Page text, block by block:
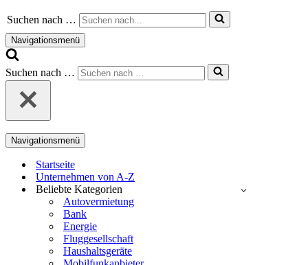
Suchen nach …
Navigationsmenü
Suchen nach …
Navigationsmenü
Startseite
Unternehmen von A-Z
Beliebte Kategorien
Autovermietung
Bank
Energie
Fluggesellschaft
Haushaltsgeräte